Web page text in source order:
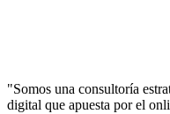
"Somos una consultoría
digital que apuesta por el